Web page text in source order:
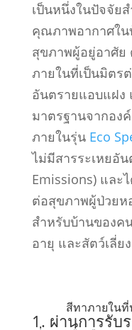
เป็นหนึ่งในปัจจัย
คุณภาพอากาศใน
สุขภาพผู้อยู่อาศัย
ภายในที่เป็นมิตร
อันตรายแอบแฝง
มาตรฐานจากอง
ภายในรุ่น Eco
ไม่มีสารระเหยอัน
Emissions) และ
ต่อสุขภาพผู้ป่วยห
สำหรับบ้านของค
อายุ และสัตว์เลี่ย
สีทาภายในที่
1. ผ่านการรับ